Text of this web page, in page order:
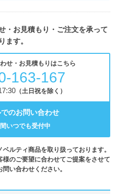
・お見積もり・ご注文を承って
ます。
せ・お見積もりはこちら
163-167
（土日祝を除く）
でのお問い合わせ
いつでも受付中
ルティ商品を取り扱っております。
のご要望に合わせてご提案をさせて
い合わせください。